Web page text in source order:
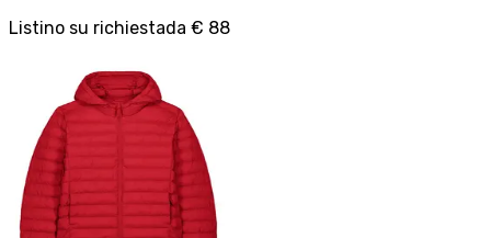
Listino su richiestada € 88